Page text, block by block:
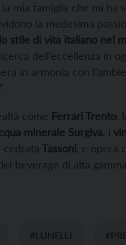
mia famiglia che mi ha
la medesima
stile di vita italiano nel
dell’eccellenza in
in armonia con
come Ferrari Trento
minerale Surgiva , i
cedrata Tassoni , e
beverage di alta
#LUNELLI